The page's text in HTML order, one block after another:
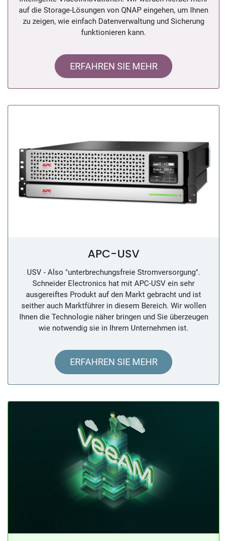
auf die Storage-Lösungen von QNAP eingehen, um Ihnen
zu zeigen, wie einfach Datenverwaltung und Sicherung
funktionieren kann.
ERFAHREN SIE MEHR
APC-USV
USV - Also "unterbrechungsfreie Stromversorgung".
Schneider Electronics hat mit APC-USV ein sehr
ausgereiftes Produkt auf den Markt gebracht und ist
seither auch Marktführer in diesem Bereich. Wir wollen
Ihnen die Technologie näher bringen und Sie überzeugen
wie notwendig sie in Ihrem Unternehmen ist.
ERFAHREN SIE MEHR